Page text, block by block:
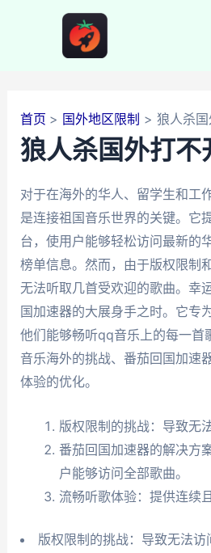
首页 国外地区限制 狼人杀
狼人杀国外打不
对于在海外的华人、留学生和工
是连接祖国音乐世界的关键。它
台，使用户能够轻松访问最新的
榜单信息。然而，由于版权限制
无法听取几首受欢迎的歌曲。幸
国加速器的大展身手之时。它专
他们能够畅听qq音乐上的每一首
音乐海外的挑战、番茄回国加速
体验的优化。
版权限制的挑战：导致无
番茄回国加速器的解决方
户能够访问全部歌曲。
流畅听歌体验：提供连续
版权限制的挑战：导致无法访